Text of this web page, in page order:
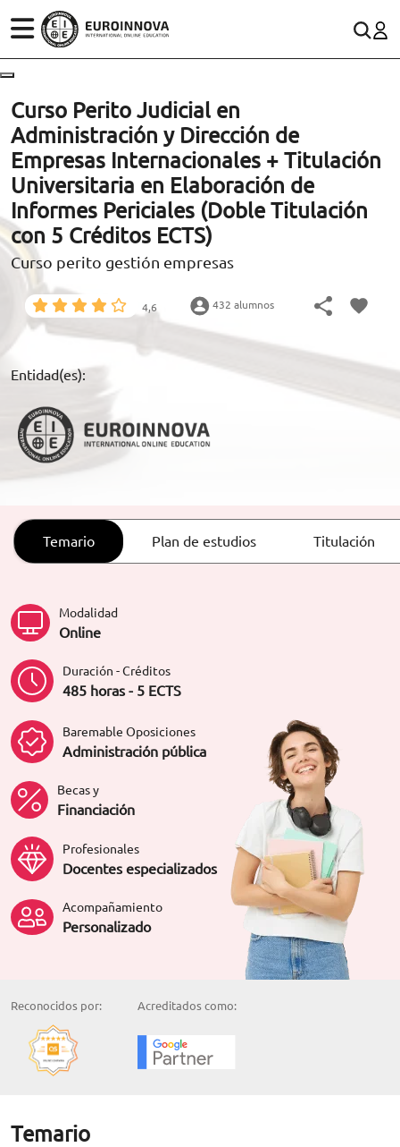
ESTUDIOS
CONOCE EUROINNOVA
BECAS Y FINANCIACIÓN
RECURSOS EDUCATIVOS
ORIENTACIÓN LABORAL
(+34)958 050 200(gratuito en España)
900 831 200
formacion@euroinnova.com
TRABAJA CON NOSOTROS
Curso Perito Judicial en
Administración y Dirección de
Empresas Internacionales + Titulación
Universitaria en Elaboración de
Informes Periciales (Doble Titulación
con 5 Créditos ECTS)
Curso perito gestión empresas
4,6 432 alumnos
Entidad(es):
Temario Plan de estudios Titulación
Modalidad
Online
Duración - Créditos
485 horas - 5 ECTS
Baremable Oposiciones
Administración pública
Becas y
Financiación
Profesionales
Docentes especializados
Acompañamiento
Personalizado
Reconocidos por: Acreditados como:
Temario